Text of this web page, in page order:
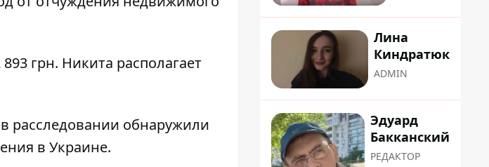
грн. Никита располагает
расследовании обнаружили
в Украине.
Лина
Киндратюк
ADMIN
Эдуард
Бакканский
РЕДАКТОР